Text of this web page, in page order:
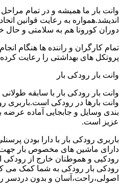
وانت بار ما همیشه و در تمام
اندیشد.همواره به رعایت قوانین
دوران کورونا هم به سلامتی و
تمام کارگران و راننده ها هنگام
پروتکل های بهداشتی را رعایت
وانت بار رودکی بار
وانت بار رودکی بار با سابقه
وانت بارها در رودکی است.باربری
بندی وسایل و جابجایی آماده
عزیز است.
باربری رودکی بار با دارا بودن
دارای ماشین های مخصوص بار
رودکیی و هموطنان خارج از رودکی
رودکی بار رودکی به شما کمک می
اصولی،راحت،آسان و بدون دردسر